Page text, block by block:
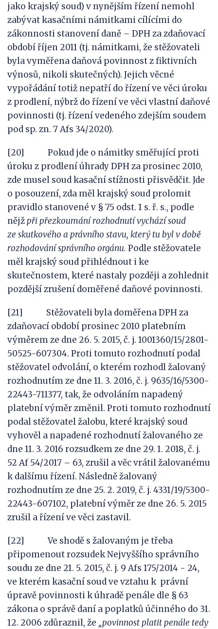
jako krajský soud) v nynějším řízení nemohl
zabývat kasačními námitkami cílícími do
zákonnosti stanovení daně – DPH za zdaňovací
období říjen 2011 (tj. námitkami, že stěžovateli
byla vyměřena daňová povinnost z fiktivních
výnosů, nikoli skutečných). Jejich věcné
vypořádání totiž nepatří do řízení ve věci úroku
z prodlení, nýbrž do řízení ve věci vlastní daňové
povinnosti (tj. řízení vedeného zdejším soudem
pod sp. zn. 7 Afs 34/2020).
[20] Pokud jde o námitky směřující proti
úroku z prodlení úhrady DPH za prosinec 2010,
zde musel soud kasační stížnosti přisvědčit. Jde
o posouzení, zda měl krajský soud prolomit
pravidlo stanovené v § 75 odst. 1 s. ř. s., podle
nějžpři přezkoumání rozhodnutí vychází soud
ze skutkového a právního stavu, který tu byl v době
rozhodování správního orgánu. Podle stěžovatele
měl krajský soud přihlédnout i ke
skutečnostem, které nastaly později a zohlednit
pozdější zrušení doměřené daňové povinnosti.
[21] Stěžovateli byla doměřena DPH za
zdaňovací období prosinec 2010 platebním
výměrem ze dne 26. 5. 2015, č. j. 1001360/15/2801-
50525-607304. Proti tomuto rozhodnutí podal
stěžovatel odvolání, o kterém rozhodl žalovaný
rozhodnutím ze dne 11. 3. 2016, č. j. 9635/16/5300-
22443-711377, tak, že odvoláním napadený
platební výměr změnil. Proti tomuto rozhodnutí
podal stěžovatel žalobu, které krajský soud
vyhověl a napadené rozhodnutí žalovaného ze
dne 11. 3. 2016 rozsudkem ze dne 29. 1. 2018, č. j.
52 Af 54/2017 – 63, zrušil a věc vrátil žalovanému
k dalšímu řízení. Následně žalovaný
rozhodnutím ze dne 25. 2. 2019, č. j. 4331/19/5300-
22443-607102, platební výměr ze dne 26. 5. 2015
zrušil a řízení ve věci zastavil.
[22] Ve shodě s žalovaným je třeba
připomenout rozsudek Nejvyššího správního
soudu ze dne 21. 5. 2015, č. j. 9 Afs 175/2014 - 24,
ve kterém kasační soud ve vztahu k právní
úpravě povinnosti k úhradě penále dle § 63
zákona o správě daní a poplatků účinného do 31.
12. 2006 zdůraznil, že „povinnost platit penále tedy